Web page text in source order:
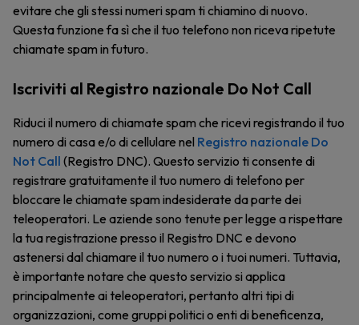
evitare che gli stessi numeri spam ti chiamino di nuovo.
Questa funzione fa sì che il tuo telefono non riceva ripetute
chiamate spam in futuro.
Iscriviti al Registro nazionale Do Not Call
Riduci il numero di chiamate spam che ricevi registrando il tuo
numero di casa e/o di cellulare nel Registro nazionale Do
Not Call (Registro DNC). Questo servizio ti consente di
registrare gratuitamente il tuo numero di telefono per
bloccare le chiamate spam indesiderate da parte dei
teleoperatori. Le aziende sono tenute per legge a rispettare
la tua registrazione presso il Registro DNC e devono
astenersi dal chiamare il tuo numero o i tuoi numeri. Tuttavia,
è importante notare che questo servizio si applica
principalmente ai teleoperatori, pertanto altri tipi di
organizzazioni, come gruppi politici o enti di beneficenza,